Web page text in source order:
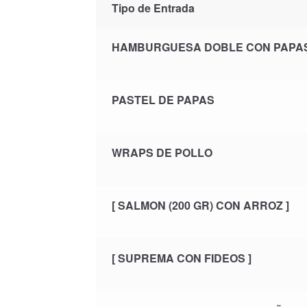
Tipo de Entrada
HAMBURGUESA DOBLE CON
PASTEL DE PAPAS
WRAPS DE POLLO
[ SALMON (200 GR) CON ARROZ ]
[ SUPREMA CON FIDEOS ]